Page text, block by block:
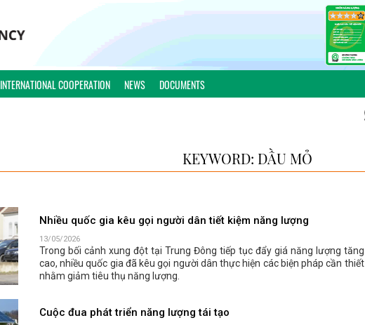
INTERNATIONAL COOPERATION NEWS DOCUMENTS
KEYWORD: DẦU MỎ
Nhiều quốc gia kêu gọi người dân tiết kiệm năng lượng
13/05/2026
Trong bối cảnh xung đột tại Trung Đông tiếp tục đẩy giá năng lượng tăng
cao, nhiều quốc gia đã kêu gọi người dân thực hiện các biện pháp cần thiết
nhằm giảm tiêu thụ năng lượng.
Cuộc đua phát triển năng lượng tái tạo